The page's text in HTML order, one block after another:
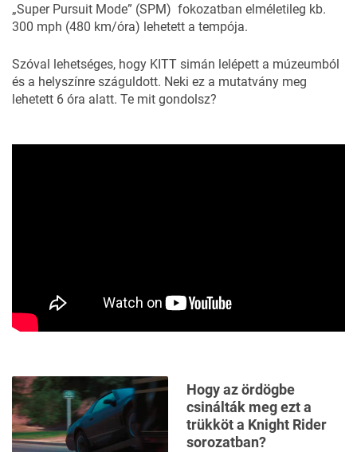
„Super Pursuit Mode” (SPM) fokozatban elméletileg kb.
300 mph (480 km/óra) lehetett a tempója.
Szóval lehetséges, hogy KITT simán lelépett a múzeumból
és a helyszínre száguldott. Neki ez a mutatvány meg
lehetett 6 óra alatt. Te mit gondolsz?
Hogy az ördögbe
csinálták meg ezt a
trükköt a Knight Rider
sorozatban?